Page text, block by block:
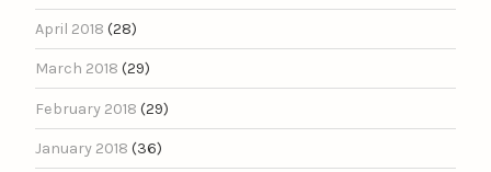
April 2018 (28)
March 2018 (29)
February 2018 (29)
January 2018 (36)